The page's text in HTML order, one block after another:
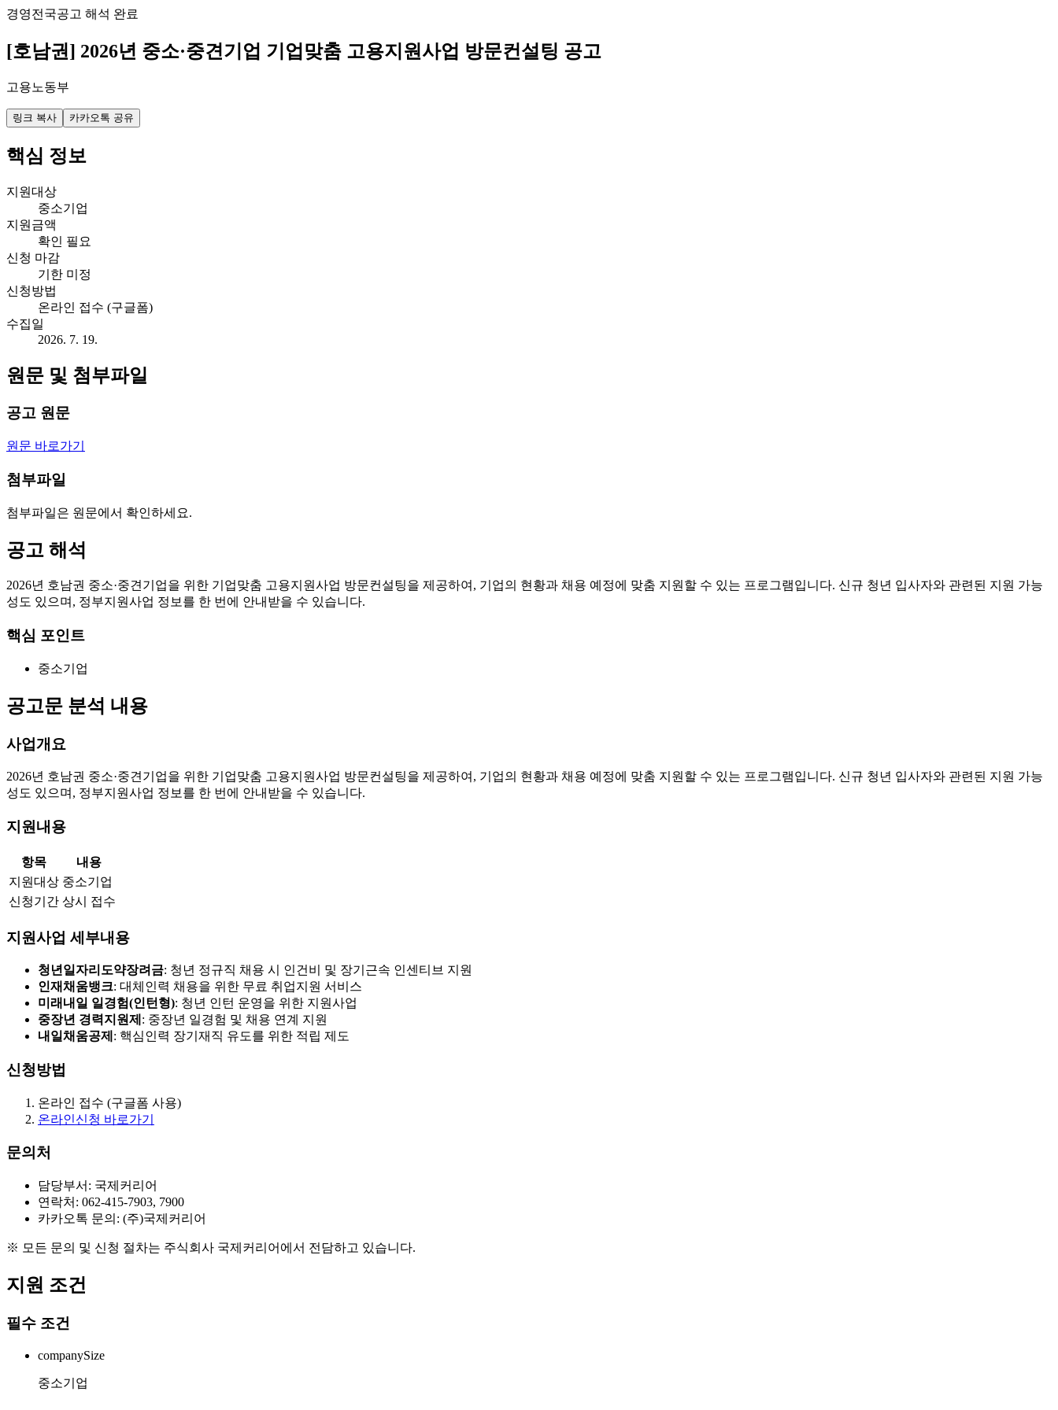
경영전국공고 해석 완료
[호남권] 2026년 중소·중견기업 기업맞춤 고용지원사업 방문컨설팅 공고
고용노동부
링크 복사 카카오톡 공유
핵심 정보
지원대상
중소기업
지원금액
확인 필요
신청 마감
기한 미정
신청방법
온라인 접수 (구글폼)
수집일
2026. 7. 19.
원문 및 첨부파일
공고 원문
원문 바로가기
첨부파일
첨부파일은 원문에서 확인하세요.
공고 해석
2026년 호남권 중소·중견기업을 위한 기업맞춤 고용지원사업 방문컨설팅을 제공하여, 기업의 현황과 채용 예정에 맞춤 지원할 수 있는 프로그램입니다. 신규 청년 입사자와 관련된 지원 가능
성도 있으며, 정부지원사업 정보를 한 번에 안내받을 수 있습니다.
핵심 포인트
중소기업
공고문 분석 내용
사업개요
2026년 호남권 중소·중견기업을 위한 기업맞춤 고용지원사업 방문컨설팅을 제공하여, 기업의 현황과 채용 예정에 맞춤 지원할 수 있는 프로그램입니다. 신규 청년 입사자와 관련된 지원 가능
성도 있으며, 정부지원사업 정보를 한 번에 안내받을 수 있습니다.
지원내용
항목
내용
지원대상 중소기업
신청기간 상시 접수
지원사업 세부내용
청년일자리도약장려금: 청년 정규직 채용 시 인건비 및 장기근속 인센티브 지원
인재채움뱅크: 대체인력 채용을 위한 무료 취업지원 서비스
미래내일 일경험(인턴형): 청년 인턴 운영을 위한 지원사업
중장년 경력지원제 : 중장년 일경험 및 채용 연계 지원
내일채움공제 : 핵심인력 장기재직 유도를 위한 적립 제도
신청방법
온라인 접수 (구글폼 사용)
온라인신청 바로가기
문의처
담당부서: 국제커리어
연락처: 062-415-7903, 7900
카카오톡 문의: (주)국제커리어
※ 모든 문의 및 신청 절차는 주식회사 국제커리어에서 전담하고 있습니다.
지원 조건
필수 조건
companySize
중소기업